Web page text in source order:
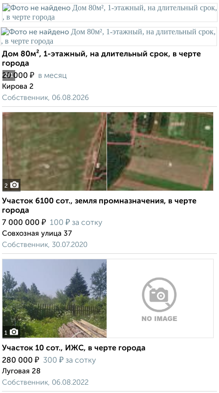
2/1
Дом 80м², 1-этажный, на длительный срок, в черте
города
20 000 ₽ в месяц
Кирова 2
Собственник, 06.08.2026
2
Участок 6100 сот., земля промназначения, в черте
города
7 000 000 ₽ 100 ₽ за сотку
Совхозная улица 37
Собственник, 30.07.2020
1
Участок 10 сот., ИЖС, в черте города
280 000 ₽ 300 ₽ за сотку
Луговая 28
Собственник, 06.08.2022